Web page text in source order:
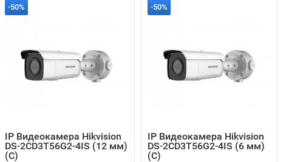
-50%
IP Видеокамера Hikvision
DS-2CD3T56G2-4IS (12 мм)
(C)
-50%
IP Видеокамера Hikvision
DS-2CD3T56G2-4IS (6 мм)
(C)